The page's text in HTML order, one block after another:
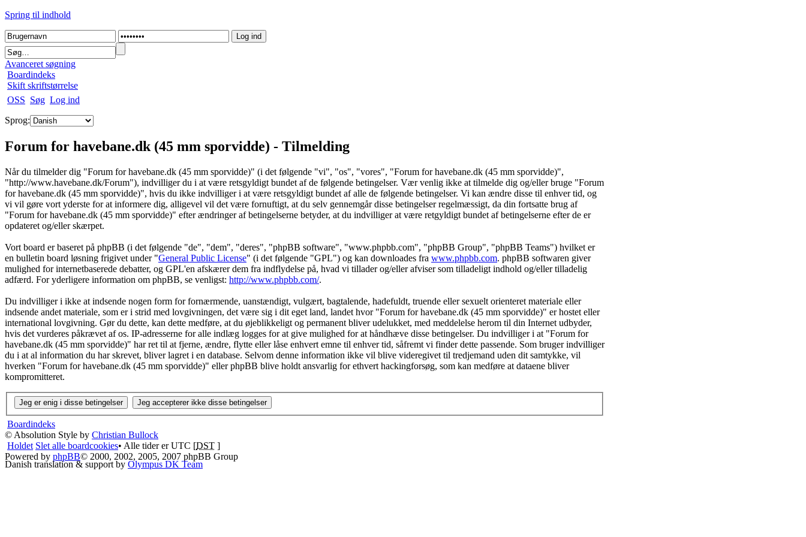
Spring til indhold
Avanceret søgning
Boardindeks
Skift skriftstørrelse
OSS Søg Log ind
Sprog:
Forum for havebane.dk (45 mm sporvidde) - Tilmelding
Når du tilmelder dig "Forum for havebane.dk (45 mm sporvidde)" (i det følgende "vi", "os", "vores", "Forum for havebane.dk (45 mm sporvidde)",
"http://www.havebane.dk/Forum"), indvilliger du i at være retsgyldigt bundet af de følgende betingelser. Vær venlig ikke at tilmelde dig og/eller bruge "Forum
for havebane.dk (45 mm sporvidde)", hvis du ikke indvilliger i at være retsgyldigt bundet af alle de følgende betingelser. Vi kan ændre disse til enhver tid, og
vi vil gøre vort yderste for at informere dig, alligevel vil det være fornuftigt, at du selv gennemgår disse betingelser regelmæssigt, da din fortsatte brug af
"Forum for havebane.dk (45 mm sporvidde)" efter ændringer af betingelserne betyder, at du indvilliger at være retgyldigt bundet af betingelserne efter de er
opdateret og/eller skærpet.
Vort board er baseret på phpBB (i det følgende "de", "dem", "deres", "phpBB software", "www.phpbb.com", "phpBB Group", "phpBB Teams") hvilket er
en bulletin board løsning frigivet under "General Public License" (i det følgende "GPL") og kan downloades fra www.phpbb.com. phpBB softwaren giver
mulighed for internetbaserede debatter, og GPL'en afskærer dem fra indflydelse på, hvad vi tillader og/eller afviser som tilladeligt indhold og/eller tilladelig
adfærd. For yderligere information om phpBB, se venligst: http://www.phpbb.com/.
Du indvilliger i ikke at indsende nogen form for fornærmende, uanstændigt, vulgært, bagtalende, hadefuldt, truende eller sexuelt orienteret materiale eller
indsende andet materiale, som er i strid med lovgivningen, det være sig i dit eget land, landet hvor "Forum for havebane.dk (45 mm sporvidde)" er hostet eller
international lovgivning. Gør du dette, kan dette medføre, at du øjeblikkeligt og permanent bliver udelukket, med meddelelse herom til din Internet udbyder,
hvis det vurderes påkrævet af os. IP-adresserne for alle indlæg logges for at give mulighed for at håndhæve disse betingelser. Du indvilliger i at "Forum for
havebane.dk (45 mm sporvidde)" har ret til at fjerne, ændre, flytte eller låse enhvert emne til enhver tid, såfremt vi finder dette passende. Som bruger indvilliger
du i at al information du har skrevet, bliver lagret i en database. Selvom denne information ikke vil blive videregivet til tredjemand uden dit samtykke, vil
hverken "Forum for havebane.dk (45 mm sporvidde)" eller phpBB blive holdt ansvarlig for ethvert hackingforsøg, som kan medføre at dataene bliver
kompromitteret.
Boardindeks
© Absolution Style by Christian Bullock
Holdet Slet alle boardcookies• Alle tider er UTC [DST ]
Powered by phpBB© 2000, 2002, 2005, 2007 phpBB Group
Danish translation & support by Olympus DK Team